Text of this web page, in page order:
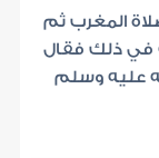
المغرب ثم
في ذلك فقال
عليه وسلم